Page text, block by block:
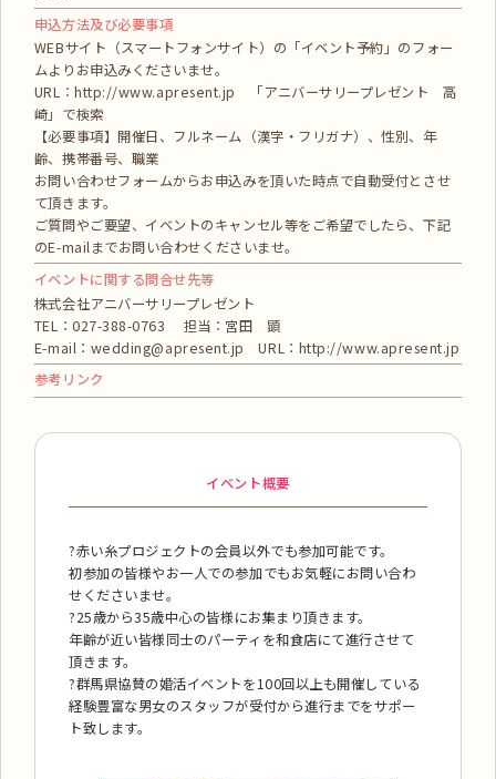
申込方法及び必要事項
WEBサイト（スマートフォンサイト）の「イベント予約」のフォー
ムよりお申込みくださいませ。
URL：http://www.apresent.jp 「アニバーサリープレゼント 高
崎」で検索
【必要事項】開催日、フルネーム（漢字・フリガナ）、性別、年
齢、携帯番号、職業
お問い合わせフォームからお申込みを頂いた時点で自動受付とさせ
て頂きます。
ご質問やご要望、イベントのキャンセル等をご希望でしたら、下記
のE-mailまでお問い合わせくださいませ。
イベントに関する問合せ先等
株式会社アニバーサリープレゼント
TEL：027-388-0763 担当：宮田 顕
E-mail：wedding@apresent.jp URL：http://www.apresent.jp
参考リンク
イベント概要
?赤い糸プロジェクトの会員以外でも参加可能です。
初参加の皆様やお一人での参加でもお気軽にお問い合わ
せくださいませ。
?25歳から35歳中心の皆様にお集まり頂きます。
年齢が近い皆様同士のパーティを和食店にて進行させて
頂きます。
?群馬県協賛の婚活イベントを100回以上も開催している
経験豊富な男女のスタッフが受付から進行までをサポー
ト致します。